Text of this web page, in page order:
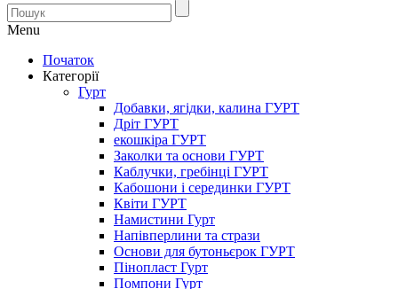
Menu
Початок
Категорії
Гурт
Добавки, ягідки, калина ГУРТ
Дріт ГУРТ
екошкіра ГУРТ
Заколки та основи ГУРТ
Каблучки, гребінці ГУРТ
Кабошони і серединки ГУРТ
Квіти ГУРТ
Намистини Гурт
Напівперлини та стрази
Основи для бутоньєрок ГУРТ
Пінопласт Гурт
Помпони Гурт